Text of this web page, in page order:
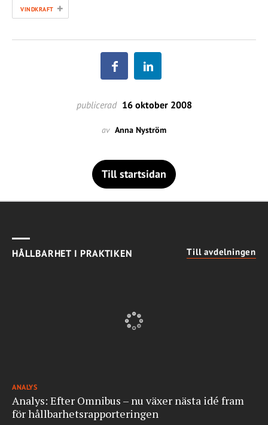
VINDKRAFT +
publicerad 16 oktober 2008
av Anna Nyström
Till startsidan
HÅLLBARHET I PRAKTIKEN Till avdelningen
ANALYS
Analys: Efter Omnibus – nu växer nästa idé fram
för hållbarhetsrapporteringen